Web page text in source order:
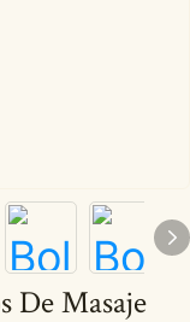
De Masaje